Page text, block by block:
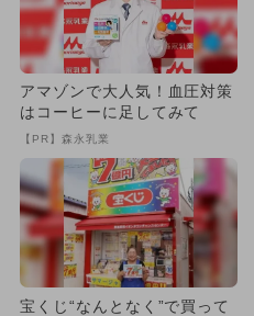
アマゾンで大人気！血圧対策
はコーヒーに足してみて
【PR】森永乳業
宝くじ“なんとなく”で買って